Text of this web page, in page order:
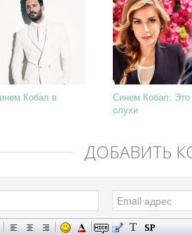
Кобал в
Синем Кобал: Это
слухи
ДОБАВИТЬ